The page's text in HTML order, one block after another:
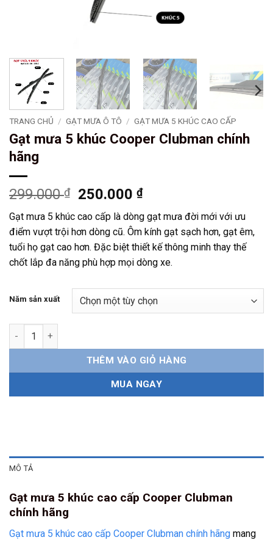
TRANG CHỦ / GẠT MƯA Ô TÔ / GẠT MƯA 5 KHÚC CAO CẤP
Gạt mưa 5 khúc Cooper Clubman chính
hãng
299.000₫
Giá
gốc
là:
299.000 ₫.
250.000₫Giá
tại
là:
250.000 ₫.
Gạt mưa 5 khúc cao cấp là dòng gạt mưa đời mới với ưu
điểm vượt trội hơn dòng cũ. Ôm kính gạt sạch hơn, gạt êm,
tuổi họ gạt cao hơn. Đặc biệt thiết kế thông minh thay thế
chốt lắp đa năng phù hợp mọi dòng xe.
Năm sản xuất
Gạt mưa 5 khúc Cooper Clubman chính hãng số lượng
THÊM VÀO GIỎ HÀNG
MUA NGAY
MÔ TẢ
Gạt mưa 5 khúc cao cấp Cooper Clubman
chính hãng
Gạt mưa 5 khúc cao cấp Cooper Clubman chính hãng mang